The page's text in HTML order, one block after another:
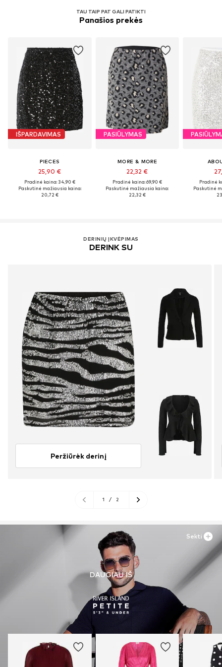
TAU TAIP PAT GALI PATIKTI
Panašios prekės
IŠPARDAVIMAS
PIECES
25,90 €
Pradinė kaina: 34,90 €
Paskutinė mažiausia kaina:
20,72 €
PASIŪLYMAS
MORE & MORE
22,32 €
Pradinė kaina: 69,90 €
Paskutinė mažiausia kaina:
22,32 €
Pradinė
Paskutinė
DERINIŲ ĮKVĖPIMAS
DERINK SU
Peržiūrėk derinį
1 / 2
DAUGIAU IŠ
Sekti